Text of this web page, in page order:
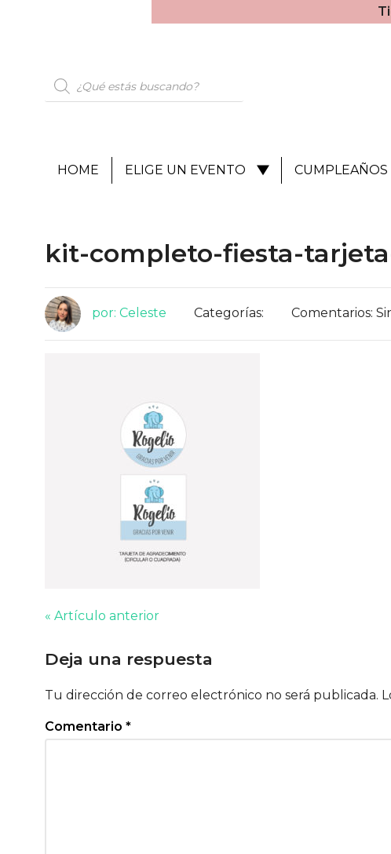
HOME ELIGE UN EVENTO CUMPLEAÑOS
kit-completo-fiesta-
por: Celeste Categorías: Comentarios:
« Artículo anterior
Deja una respuesta
Tu dirección de correo electrónico no será publicada.
Comentario *